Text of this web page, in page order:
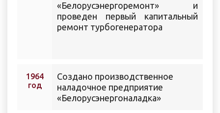
«Белорусэнергоремонт» и
проведен первый капитальный
ремонт турбогенератора
1964
год
Создано производственное
наладочное предприятие
«Белорусэнергоналадка»